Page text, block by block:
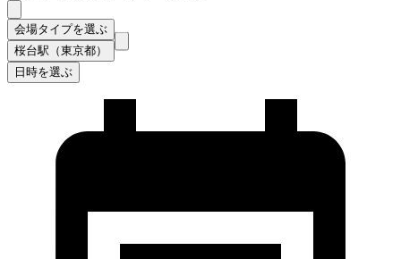
会場タイプを選ぶ
桜台駅（東京都）
日時を選ぶ